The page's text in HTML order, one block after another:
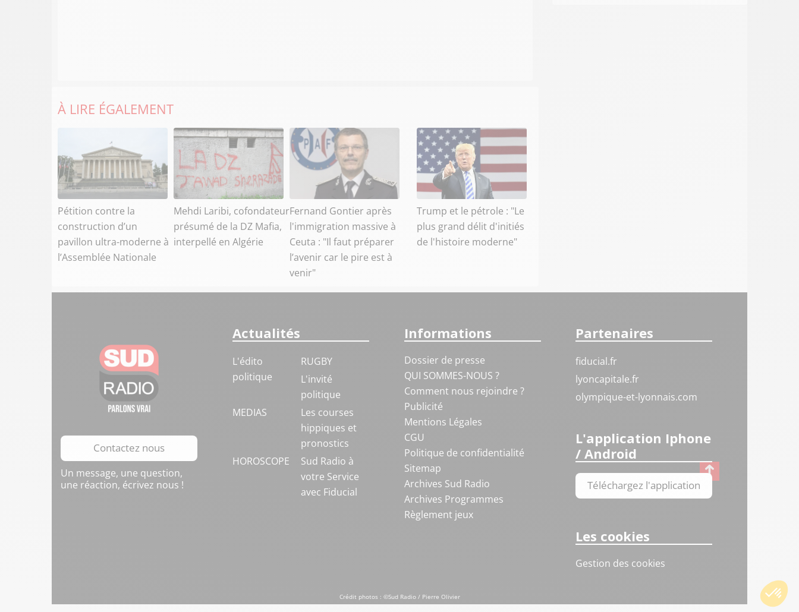
À LIRE ÉGALEMENT
Pétition contre la
construction d’un
pavillon ultra-moderne à
l’Assemblée Nationale
Mehdi Laribi, cofondateur
présumé de la DZ Mafia,
interpellé en Algérie
Fernand Gontier après
l'immigration massive à
Ceuta : "Il faut préparer
l’avenir car le pire est à
venir"
Trump et le pétrole : "Le
plus grand délit d'initiés
de l'histoire moderne"
Contactez nous
Un message, une question,
une réaction, écrivez nous !
Actualités
L'édito
politique
RUGBY
L'invité
politique
MEDIAS
Les courses
hippiques et
pronostics
HOROSCOPE
Sud Radio à
votre Service
avec Fiducial
Informations
Dossier de presse
QUI SOMMES-NOUS ?
Comment nous rejoindre ?
Publicité
Mentions Légales
CGU
Politique de confidentialité
Sitemap
Archives Sud Radio
Archives Programmes
Règlement jeux
Partenaires
fiducial.fr
lyoncapitale.fr
olympique-et-lyonnais.com
L'application Iphone
/ Android
Téléchargez l'application
Les cookies
Gestion des cookies
Crédit photos : ©Sud Radio / Pierre Olivier